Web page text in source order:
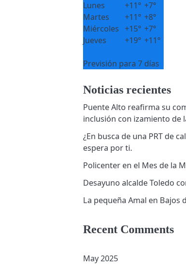
Lunes
+11° +7°
Martes
+11° +8°
Miércoles +15° +7°
Jueves
+19° +11°
Previsión para 7 días
Noticias recientes
Puente Alto reafirma su
inclusión con izamiento de
¿En busca de una PRT de
espera por ti.
Policenter en el Mes de la
Desayuno alcalde Toledo
La pequeña Amal en Bajos
Recent Comments
May 2025